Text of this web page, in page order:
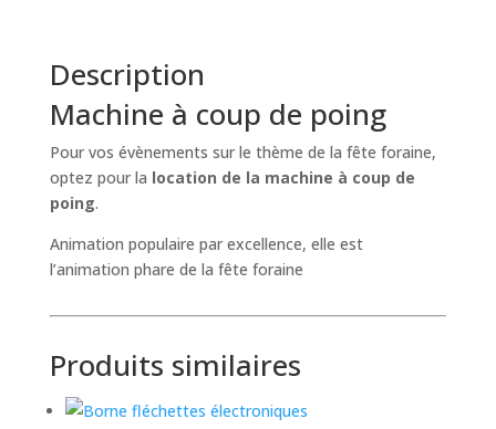
Description
Machine à coup de poing
Pour vos évènements sur le thème de la fête foraine,
optez pour la location de la machine à coup de
poing.
Animation populaire par excellence, elle est
l’animation phare de la fête foraine
Produits similaires